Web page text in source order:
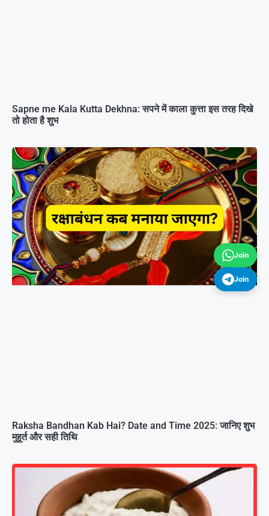
Sapne me Kala Kutta Dekhna: सपने में काला कुत्ता इस तरह दिखे
तो होता है शुभ
Raksha Bandhan Kab Hai? Date and Time 2025: जानिए शुभ
मुहूर्त और सही तिथि
Join
Join